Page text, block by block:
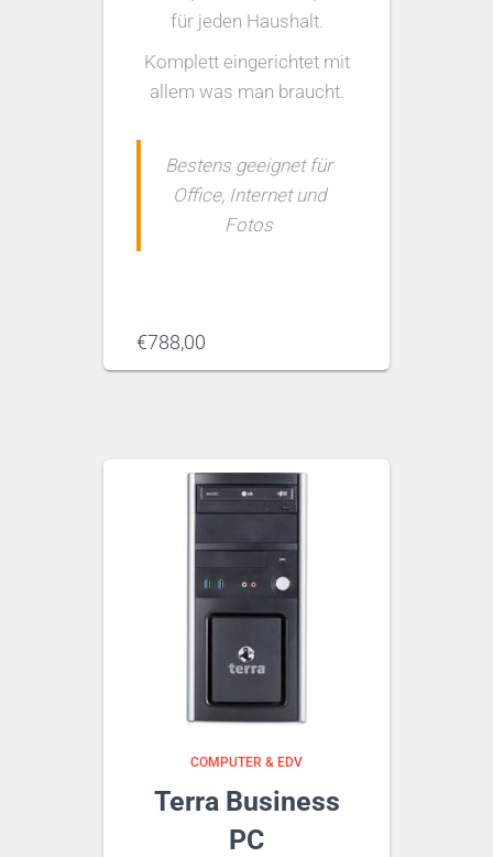
für jeden Haushalt.
Komplett eingerichtet mit
allem was man braucht.
Bestens geeignet für
Office, Internet und
Fotos
€788,00
COMPUTER & EDV
Terra Business
PC